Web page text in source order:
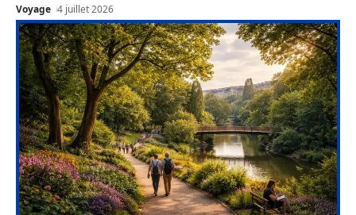
Voyage 4 juillet 2026